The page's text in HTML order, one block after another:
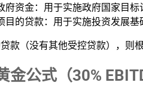
府资金：用于实施政府国家目
目的贷款：用于实施投资发展
款（没有其他受控贷款），则
金公式（30%